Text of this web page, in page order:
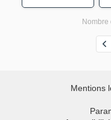
Corporel F/H
Nombre
Mentions